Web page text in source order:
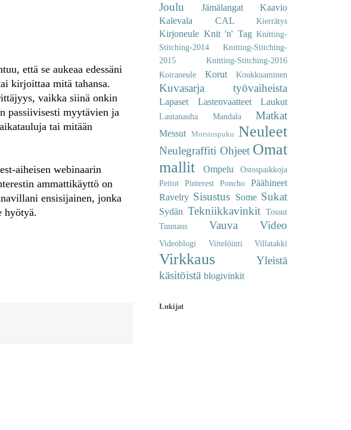
että se aukeaa edessäni
kirjoittaa mitä tahansa.
vaikka siinä onkin
passiivisesti myytävien ja
tai mitään
aiheisen webinaarin
ammattikäyttö on
ensisijainen, jonka
hyötyä.
Joulu Jämälangat Kaavio
Kalevala CAL Kierrätys
Kirjoneule Knit 'n' Tag Knitting-
Stitching-2014 Knitting-Stitching-
2015 Knitting-Stitching-2016
Koiraneule Korut Koukkuaminen
Kuvasarja työvaiheista
Lapaset Lastenvaatteet Laukut
Lautanauha Mandala Matkat
Messut Morsiuspuku Neuleet
Neulegraffiti Ohjeet Omat
mallit
Ompelu Ostospaikkoja
Peitot Pinterest Poncho Päähineet
Ravelry Sisustus Some Sukat
Sydän Tekniikkavinkit Tossut
Tuunaus Vauva Video
Videoblogi Viitelöinti Villatakki
Virkkaus
Yleistä
käsitöistä blogivinkit
Lukijat